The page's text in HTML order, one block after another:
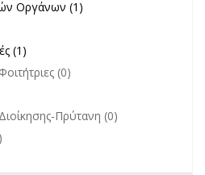
Οργάνων filter
Οργάνων (1)
filter
filter
(1)
(0)
Πρύτανη (0)